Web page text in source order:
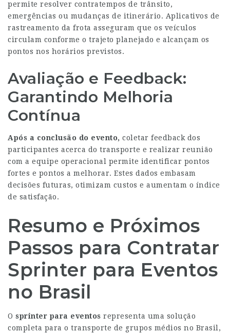
permite resolver contratempos de trânsito,
emergências ou mudanças de itinerário. Aplicativos de
rastreamento da frota asseguram que os veículos
circulam conforme o trajeto planejado e alcançam os
pontos nos horários previstos.
Avaliação e Feedback:
Garantindo Melhoria
Contínua
Após a conclusão do evento, coletar feedback dos
participantes acerca do transporte e realizar reunião
com a equipe operacional permite identificar pontos
fortes e pontos a melhorar. Estes dados embasam
decisões futuras, otimizam custos e aumentam o índice
de satisfação.
Resumo e Próximos
Passos para Contratar
Sprinter para Eventos
no Brasil
O sprinter para eventos representa uma solução
completa para o transporte de grupos médios no Brasil,